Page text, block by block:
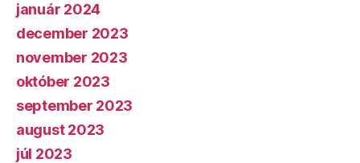
január 2024
december 2023
november 2023
október 2023
september 2023
august 2023
júl 2023